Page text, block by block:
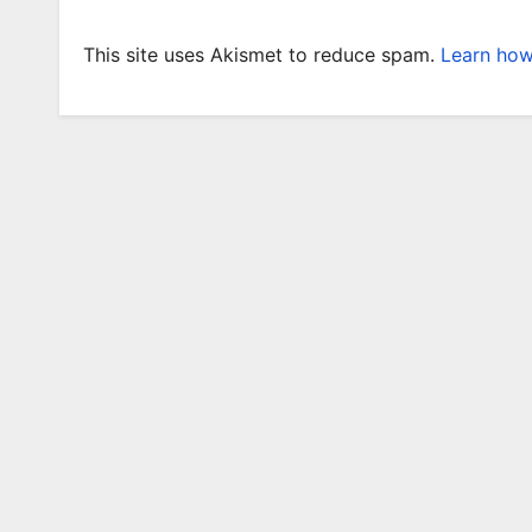
This site uses Akismet to reduce spam. Learn